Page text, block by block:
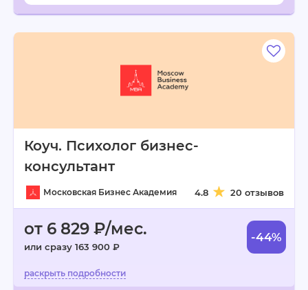
Коуч. Психолог бизнес-
консультант
Московская Бизнес Академия 4.8 20 отзывов
от 6 829 ₽/мес.
или сразу 163 900 ₽
-44%